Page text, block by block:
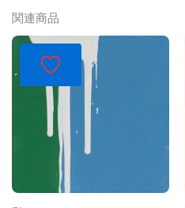
関連商品